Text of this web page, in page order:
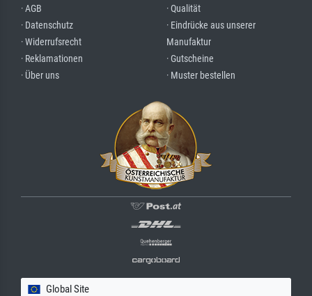
· AGB
· Datenschutz
· Widerrufsrecht
· Reklamationen
· Über uns
· Qualität
· Eindrücke aus unserer
Manufaktur
· Gutscheine
· Muster bestellen
Global Site